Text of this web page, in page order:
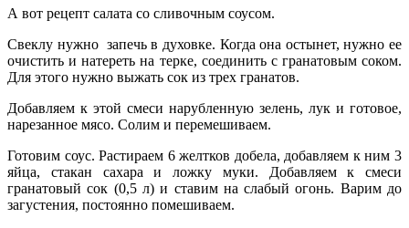
А вот рецепт салата со сливочным соусом.
Свеклу нужно запечь в духовке. Когда она остынет, нужно ее
очистить и натереть на терке, соединить с гранатовым соком.
Для этого нужно выжать сок из трех гранатов.
Добавляем к этой смеси нарубленную зелень, лук и готовое,
нарезанное мясо. Солим и перемешиваем.
Готовим соус. Растираем 6 желтков добела, добавляем к ним 3
яйца, стакан сахара и ложку муки. Добавляем к смеси
гранатовый сок (0,5 л) и ставим на слабый огонь. Варим до
загустения, постоянно помешиваем.